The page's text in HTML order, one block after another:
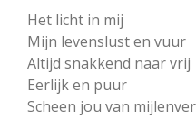
Het licht in mij
Mijn levenslust en vuur
Altijd snakkend naar vrij
Eerlijk en puur
Scheen jou van mijlenver